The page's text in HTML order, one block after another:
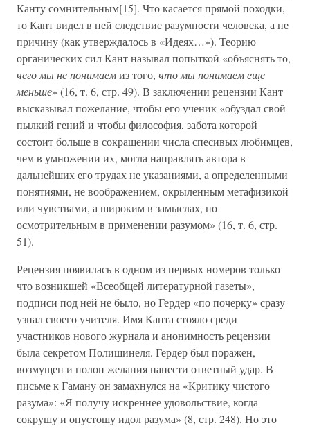
Канту сомнительным[15]. Что касается прямой походки,
то Кант видел в ней следствие разумности человека, а не
причину (как утверждалось в «Идеях…»). Теорию
органических сил Кант называл попыткой «объяснять то,
чего мы не понимаемиз того, что мы понимаем еще
меньше» (16, т. 6, стр. 49). В заключении рецензии Кант
высказывал пожелание, чтобы его ученик «обуздал свой
пылкий гений и чтобы философия, забота которой
состоит больше в сокращении числа спесивых любимцев,
чем в умножении их, могла направлять автора в
дальнейших его трудах не указаниями, а определенными
понятиями, не воображением, окрыленным метафизикой
или чувствами, а широким в замыслах, но
осмотрительным в применении разумом» (16, т. 6, стр.
51).
Рецензия появилась в одном из первых номеров только
что возникшей «Всеобщей литературной газеты»,
подписи под ней не было, но Гердер «по почерку» сразу
узнал своего учителя. Имя Канта стояло среди
участников нового журнала и анонимность рецензии
была секретом Полишинеля. Гердер был поражен,
возмущен и полон желания нанести ответный удар. В
письме к Гаману он замахнулся на «Критику чистого
разума»: «Я получу искреннее удовольствие, когда
сокрушу и опустошу идол разума» (8, стр. 248). Но это